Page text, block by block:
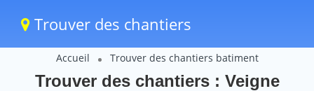
Trouver des chantiers
Accueil Trouver des chantiers batiment
Trouver des chantiers : Veigne